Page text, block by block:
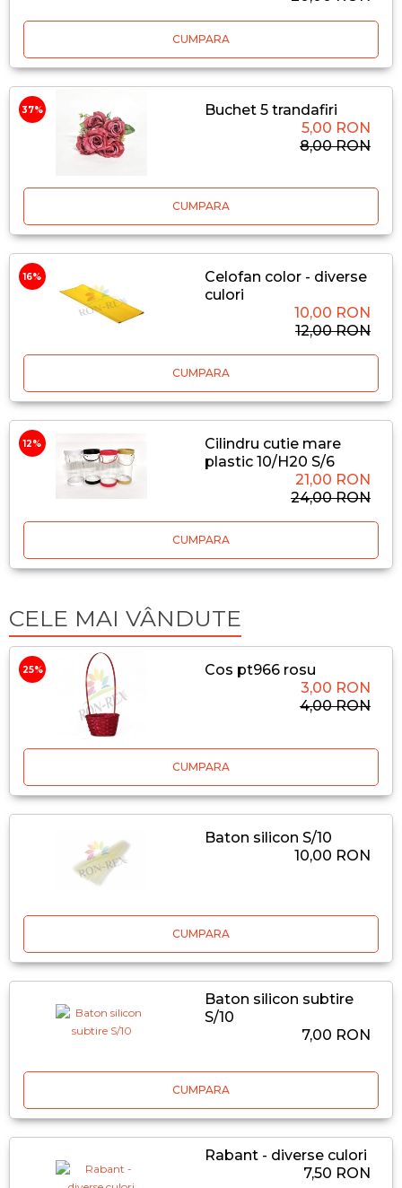
CUMPARA
37%
Buchet 5 trandafiri
5,00 RON
8,00 RON
CUMPARA
16%
Celofan color - diverse
culori
10,00 RON
12,00 RON
CUMPARA
12%
Cilindru cutie mare
plastic 10/H20 S/6
21,00 RON
24,00 RON
CUMPARA
CELE MAI VÂNDUTE
25%
Cos pt966 rosu
3,00 RON
4,00 RON
CUMPARA
Baton silicon S/10
10,00 RON
CUMPARA
Baton silicon subtire
S/10
7,00 RON
CUMPARA
Rabant - diverse culori
7,50 RON